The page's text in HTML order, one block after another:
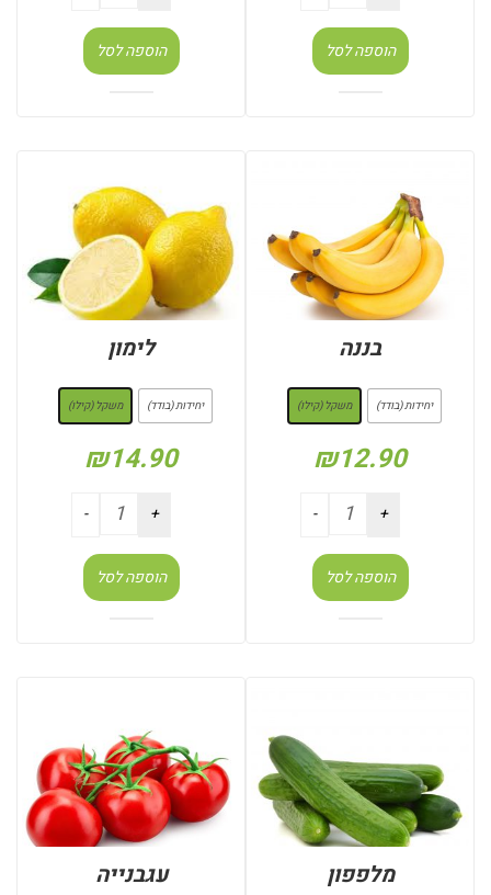
הוספה לסל הוספה לסל
בננה
יחידות (בודד) משקל (קילו)
₪12.90
הוספה לסל
לימון
יחידות (בודד) משקל (קילו)
₪14.90
הוספה לסל
מלפפון עגבנייה